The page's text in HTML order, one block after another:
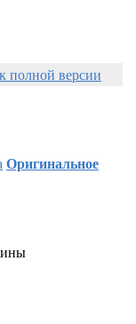
к полной версии
Оригинальное